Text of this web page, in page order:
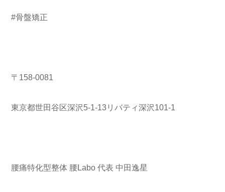
#骨盤矯正
〒158-0081
東京都世田谷区深沢5-1-13リバティ深沢101-1
腰痛特化型整体 腰Labo 代表 中田逸星